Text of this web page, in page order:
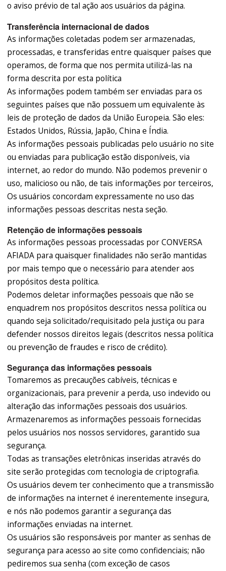
o aviso prévio de tal ação aos usuários da página.
Transferência internacional de dados
As informações coletadas podem ser armazenadas,
processadas, e transferidas entre quaisquer países que
operamos, de forma que nos permita utilizá-las na
forma descrita por esta política
As informações podem também ser enviadas para os
seguintes países que não possuem um equivalente às
leis de proteção de dados da União Europeia. São eles:
Estados Unidos, Rússia, Japão, China e Índia.
As informações pessoais publicadas pelo usuário no site
ou enviadas para publicação estão disponíveis, via
internet, ao redor do mundo. Não podemos prevenir o
uso, malicioso ou não, de tais informações por terceiros,
Os usuários concordam expressamente no uso das
informações pessoas descritas nesta seção.
Retenção de informações pessoais
As informações pessoas processadas por CONVERSA
AFIADA para quaisquer finalidades não serão mantidas
por mais tempo que o necessário para atender aos
propósitos desta política.
Podemos deletar informações pessoais que não se
enquadrem nos propósitos descritos nessa política ou
quando seja solicitado/requisitado pela justiça ou para
defender nossos direitos legais (descritos nessa política
ou prevenção de fraudes e risco de crédito).
Segurança das informações pessoais
Tomaremos as precauções cabíveis, técnicas e
organizacionais, para prevenir a perda, uso indevido ou
alteração das informações pessoais dos usuários.
Armazenaremos as informações pessoais fornecidas
pelos usuários nos nossos servidores, garantido sua
segurança.
Todas as transações eletrônicas inseridas através do
site serão protegidas com tecnologia de criptografia.
Os usuários devem ter conhecimento que a transmissão
de informações na internet é inerentemente insegura,
e nós não podemos garantir a segurança das
informações enviadas na internet.
Os usuários são responsáveis por manter as senhas de
segurança para acesso ao site como confidenciais; não
pediremos sua senha (com exceção de casos